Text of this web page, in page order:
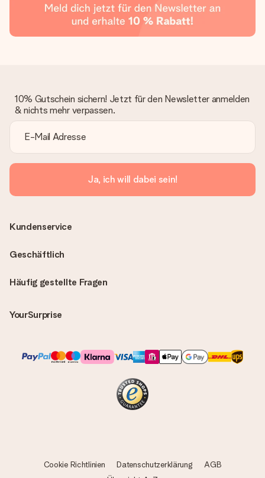
10% Gutschein sichern! Jetzt für den Newsletter anmelden
& nichts mehr verpassen.
Ja, ich will dabei sein!
Häufig gestellte Fragen
YourSurprise
Kundenservice
Geschäftlich
Cookie Richtlinien Datenschutzerklärung
AGB